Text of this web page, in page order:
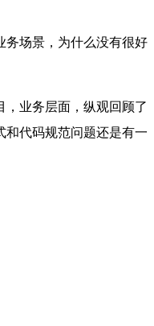
务场景，为什么没有很好
， 业务层面，纵观回顾了
和代码规范问题还是有一